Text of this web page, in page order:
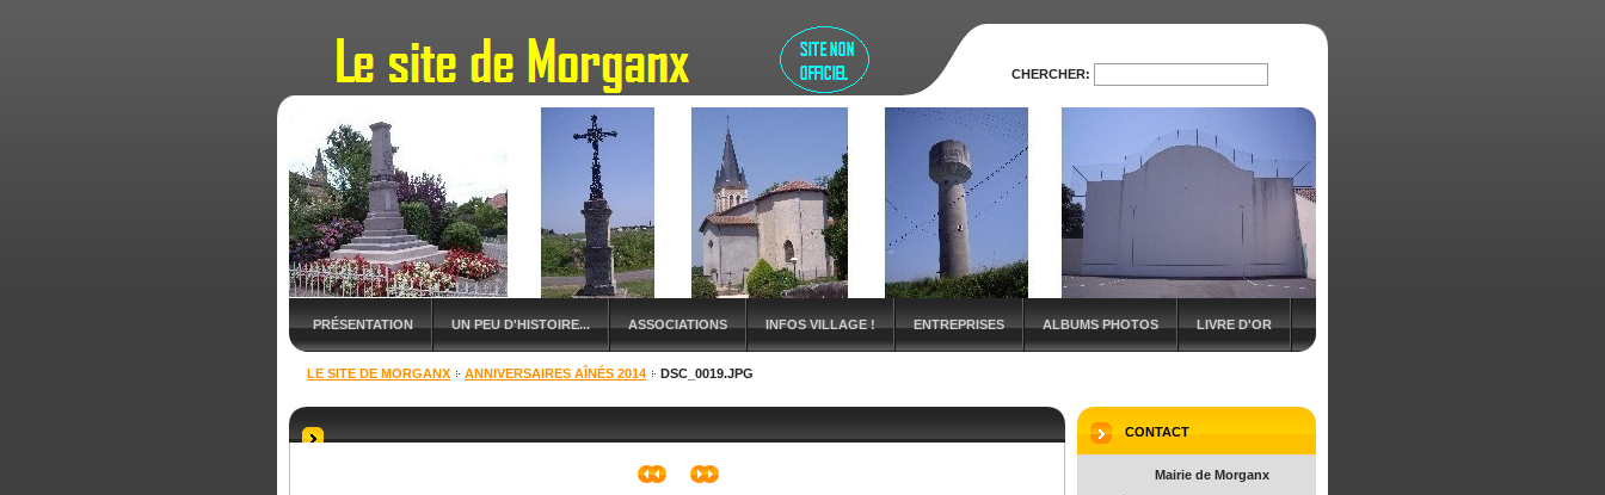
PRÉSENTATION UN PEU D'HISTOIRE... ASSOCIATIONS INFOS VILLAGE ! ENTREPRISES ALBUMS PHOTOS LIVRE D'OR
NOUVEAUTÉS RDV & SORTIES TOURISME
LE SITE DE MORGANX ANNIVERSAIRES AÎNÉS 2014 DSC_0019.JPG
CONTACT
Mairie de Morganx
CHERCHER:
RECHERCHER